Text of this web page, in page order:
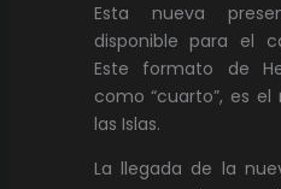
Esta nueva
disponible para el
Este formato de
como “cuarto”, es
las Islas.
La llegada de la